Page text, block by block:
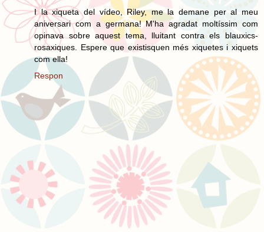
I la xiqueta del vídeo, Riley, me la demane per al meu
aniversari com a germana! M'ha agradat moltíssim com
opinava sobre aquest tema, lluitant contra els blauxics-
rosaxiques. Espere que existisquen més xiquetes i xiquets
com ella!
Respon